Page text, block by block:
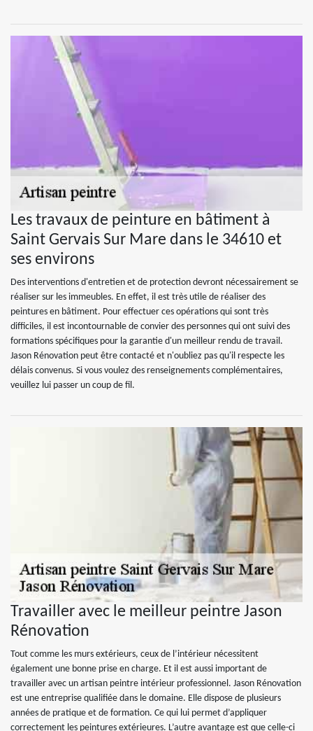
Les travaux de peinture en bâtiment à
Saint Gervais Sur Mare dans le 34610 et
ses environs
Des interventions d'entretien et de protection devront nécessairement se
réaliser sur les immeubles. En effet, il est très utile de réaliser des
peintures en bâtiment. Pour effectuer ces opérations qui sont très
difficiles, il est incontournable de convier des personnes qui ont suivi des
formations spécifiques pour la garantie d'un meilleur rendu de travail.
Jason Rénovation peut être contacté et n'oubliez pas qu'il respecte les
délais convenus. Si vous voulez des renseignements complémentaires,
veuillez lui passer un coup de fil.
Travailler avec le meilleur peintre Jason
Rénovation
Tout comme les murs extérieurs, ceux de l’intérieur nécessitent
également une bonne prise en charge. Et il est aussi important de
travailler avec un artisan peintre intérieur professionnel. Jason Rénovation
est une entreprise qualifiée dans le domaine. Elle dispose de plusieurs
années de pratique et de formation. Ce qui lui permet d’appliquer
correctement les peintures extérieures. L’autre avantage est que celle-ci